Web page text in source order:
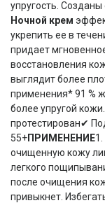
упругость.
Ночной крем
укрепить ее в
придает
восстановления
выглядит более
применения* 91 %
более упругой кожи.
протестирован✔
55+ПРИМЕНЕНИЕ
очищенную кожу
легкого
после очищения
привыкнет.